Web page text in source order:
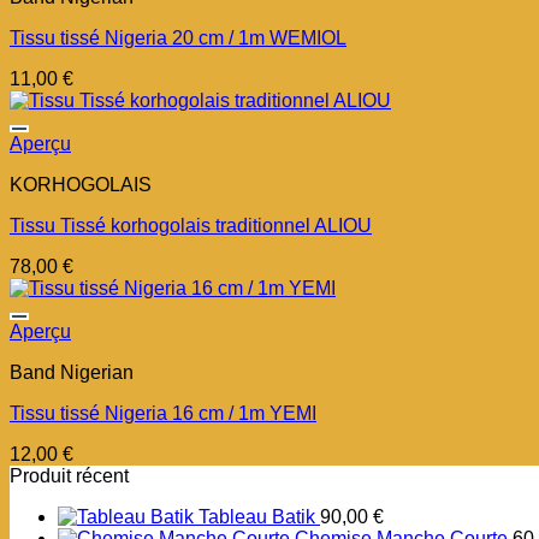
Tissu tissé Nigeria 20 cm / 1m WEMIOL
11,00 €
Aperçu
KORHOGOLAIS
Tissu Tissé korhogolais traditionnel ALIOU
78,00 €
Aperçu
Band Nigerian
Tissu tissé Nigeria 16 cm / 1m YEMI
12,00 €
Produit récent
Tableau Batik 90,00 €